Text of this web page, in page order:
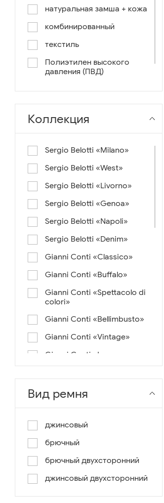
коричневый /ручное окраш.-
натуральная замша + кожа
комбинированный
текстиль
Полиэтилен высокого
давления (ПВД)
нейлон+ткань
Коллекция
Sergio Belotti «Milano»
Sergio Belotti «West»
Sergio Belotti «Livorno»
Sergio Belotti «Genoa»
Sergio Belotti «Napoli»
Sergio Belotti «Denim»
Gianni Conti «Classico»
Gianni Conti «Buffalo»
Gianni Conti «Spettacolo di
colori»
Gianni Conti «Bellimbusto»
Gianni Conti «Vintage»
Gianni Conti «Lusso e un
pochino di colore»
Gianni Conti «Antico»
Miguel Bellido «Melbourne»
Вид ремня
джинсовый
брючный
брючный двухсторонний
джинсовый двухсторонний